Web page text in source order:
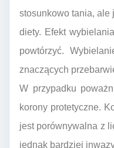
stosunkowo tania, ale
diety. Efekt
powtórzyć.
znaczących
W przypadku
korony protetyczne.
jest porównywalna z
jednak bardziej